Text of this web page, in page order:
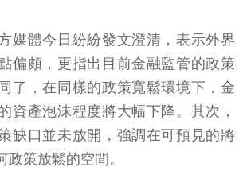
媒體今日紛紛發文澄清，表示外界
偏頗，更指出目前金融監管的政策
了，在同樣的政策寬鬆環境下，金
資產泡沫程度將大幅下降。其次，
缺口並未放開，強調在可預見的將
政策放鬆的空間。